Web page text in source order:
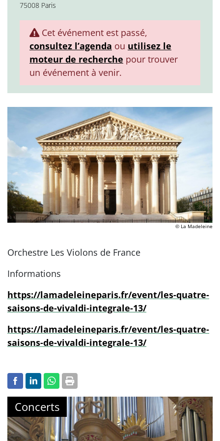
75008 Paris
Cet événement est passé,
consultez l’agenda ou utilisez le
moteur de recherche pour trouver
un événement à venir.
© La Madeleine
Orchestre Les Violons de France
Informations
https://lamadeleineparis.fr/event/les-quatre-
saisons-de-vivaldi-integrale-13/
https://lamadeleineparis.fr/event/les-quatre-
saisons-de-vivaldi-integrale-13/
Concerts